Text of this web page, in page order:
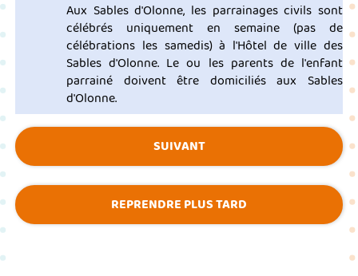
Aux Sables d'Olonne, les parrainages civils sont
célébrés uniquement en semaine (pas de
célébrations les samedis) à l'Hôtel de ville des
Sables d'Olonne. Le ou les parents de l'enfant
parrainé doivent être domiciliés aux Sables
d'Olonne.
SUIVANT
REPRENDRE PLUS TARD